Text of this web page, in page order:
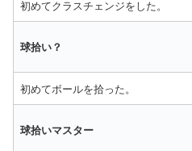
初めてクラスチェンジをした。
球拾い？
初めてボールを拾った。
球拾いマスター